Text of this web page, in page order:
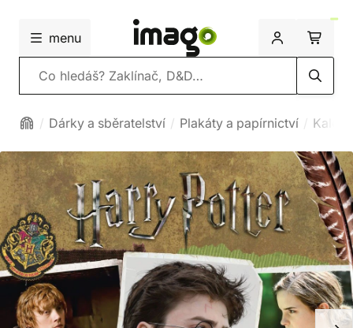
menu
Vyhledávání
Dárky a sběratelství Plakáty a papírnictví